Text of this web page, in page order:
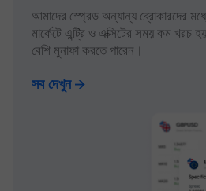
আমাদের স্প্রেড অন্যান্য ব্রোকারদের
মার্কেটে এন্ট্রি ও এক্সিটের সময় কম খরচ
বেশি মুনাফা করতে পারেন।
সব দেখুন